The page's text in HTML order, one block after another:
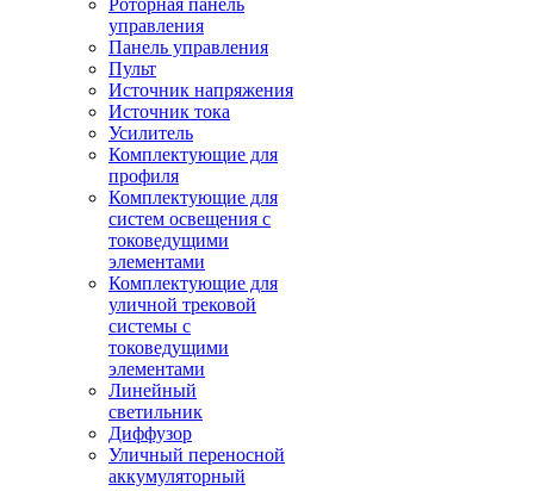
Роторная панель
управления
Панель управления
Пульт
Источник напряжения
Источник тока
Усилитель
Комплектующие для
профиля
Комплектующие для
систем освещения с
токоведущими
элементами
Комплектующие для
уличной трековой
системы с
токоведущими
элементами
Линейный
светильник
Диффузор
Уличный переносной
аккумуляторный